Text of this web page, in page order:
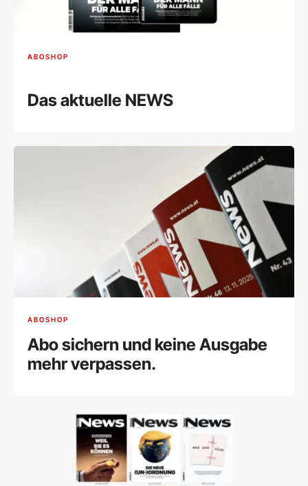
ABOSHOP
Das aktuelle NEWS
ABOSHOP
Abo sichern und keine Ausgabe
mehr verpassen.